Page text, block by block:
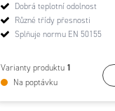
Dobrá teplotní odolnost
Různé třídy přesnosti
Splňuje normu EN 50155
Varianty produktu 1
Na poptávku